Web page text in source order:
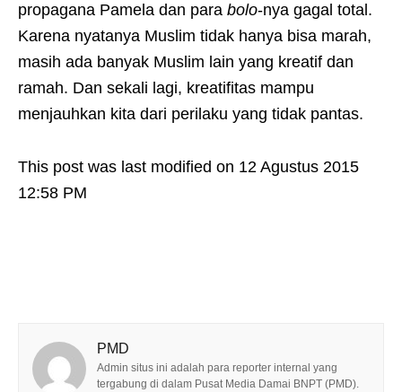
propagana Pamela dan para bolo-nya gagal total.
Karena nyatanya Muslim tidak hanya bisa marah,
masih ada banyak Muslim lain yang kreatif dan
ramah. Dan sekali lagi, kreatifitas mampu
menjauhkan kita dari perilaku yang tidak pantas.
This post was last modified on 12 Agustus 2015
12:58 PM
PMD
Admin situs ini adalah para reporter internal yang
tergabung di dalam Pusat Media Damai BNPT (PMD).